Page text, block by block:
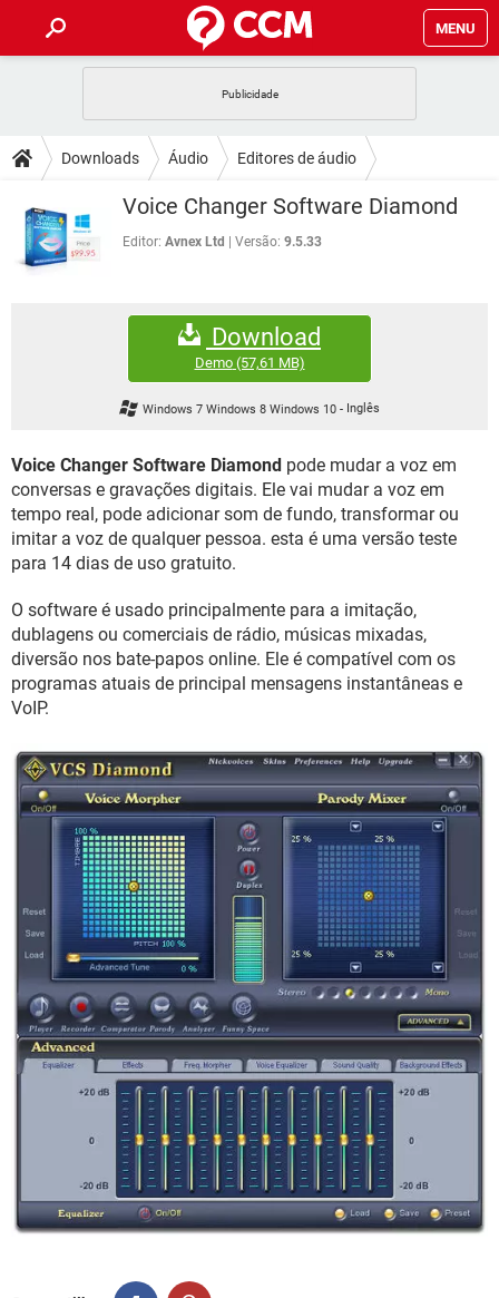
MENU
CELULAR FACEBOOK
EXCEL
INSTAGRAM GMAIL
DICAS
JOGOS
CELULAR
OUTLOOK
JOGOS WHATSAPP
EXCEL
GMAIL
FÓRUM
FACEBOOK
EXCEL
GMAIL
WHATSAPP
INSTAGRAM GMAIL
GUIA DE COMPRAS
Downloads Áudio Editores de áudio
Voice Changer Software Diamond
Editor: Avnex Ltd Versão: 9.5.33
Download
Demo(57,61 MB)
Windows 7 Windows 8 Windows 10 - Inglês
Voice Changer Software Diamond pode mudar a voz em
conversas e gravações digitais. Ele vai mudar a voz em
tempo real, pode adicionar som de fundo, transformar ou
imitar a voz de qualquer pessoa. esta é uma versão teste
para 14 dias de uso gratuito.
O software é usado principalmente para a imitação,
dublagens ou comerciais de rádio, músicas mixadas,
diversão nos bate-papos online. Ele é compatível com os
programas atuais de principal mensagens instantâneas e
VoIP.